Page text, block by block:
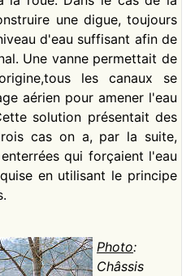
une digue, toujours
d'eau suffisant afin de
Une vanne permettait de
tous les canaux se
aérien pour amener l'eau
solution présentait des
cas on a, par la suite,
qui forçaient l'eau
en utilisant le principe
Photo:
Châssis